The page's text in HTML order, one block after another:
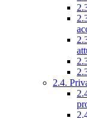
2.4.